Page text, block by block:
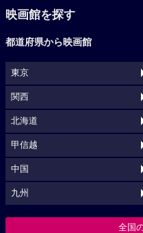
映画館を探す
都道府県から映画館
東京
関西
北海道
甲信越
中国
九州
全国